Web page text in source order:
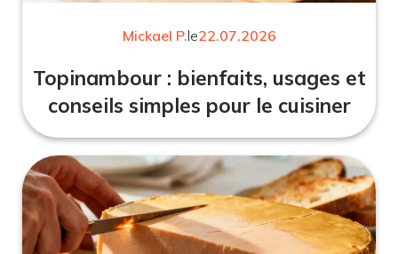
Mickael P.le22.07.2026
Topinambour : bienfaits, usages et
conseils simples pour le cuisiner